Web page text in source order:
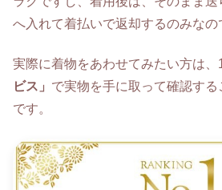
へ入れて着払いで返却するのみなの
実際に着物をあわせてみたい方は、
ビス」 で実物を手に取って確認す
です。